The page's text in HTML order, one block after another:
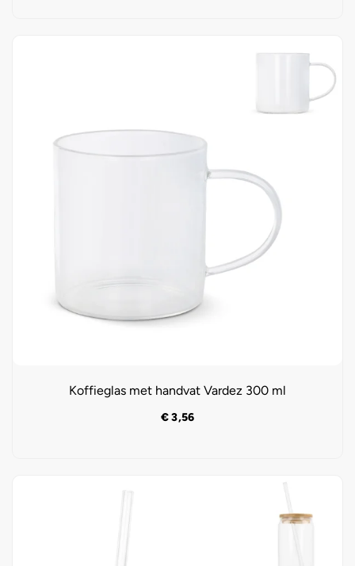
Koffieglas met handvat Vardez 300 ml
€3,56